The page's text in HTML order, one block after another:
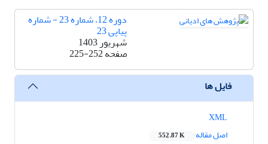
دوره 12، شماره 23 - شماره
پیاپی 23
شهریور 1403
صفحه225-252
فایل ها
اصل مقاله
552.87 K